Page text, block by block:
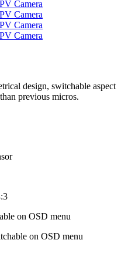
design, switchable aspect
previous micros.
on OSD menu
on OSD menu